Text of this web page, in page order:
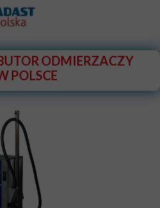
ODMIERZACZY
POLSCE